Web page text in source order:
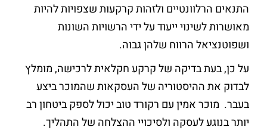
התנאים הרלוונטיים ולזהות קרקעות שצפויות להיות
מאושרות לשינוי ייעוד על ידי הרשויות השונות
ושפוטנציאל הרווח שלהן גבוה.
על כן, בעת בדיקה של קרקע חקלאית לרכישה, מומלץ
לבדוק את ההיסטוריה של העסקאות שהמוכר ביצע
בעבר. מוכר אמין עם רקורד טוב יכול לספק ביטחון רב
יותר בנוגע לעסקה ולסיכויי ההצלחה של התהליך.